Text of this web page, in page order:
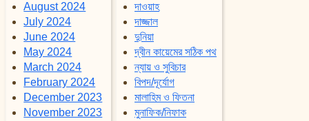
August 2024
July 2024
June 2024
May 2024
March 2024
February 2024
December 2023
November 2023
দাওয়াহ
দাজ্জাল
দুনিয়া
দ্বীন কায়েমের সঠিক পথ
ন্যায় ও সুবিচার
বিপদ/দূর্যোগ
মালাহিম ও ফিতনা
মুনাফিক/নিফাক